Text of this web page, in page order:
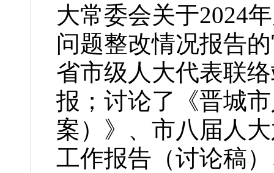
大常委会关于2024
问题整改情况报告
省市级人大代表联
报；讨论了《晋城
案）》、市八届人
工作报告（讨论稿